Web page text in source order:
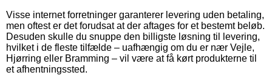
Visse internet forretninger garanterer levering uden betaling,
men oftest er det forudsat at der aftages for et bestemt beløb.
Desuden skulle du snuppe den billigste løsning til levering,
hvilket i de fleste tilfælde – uafhængig om du er nær Vejle,
Hjørring eller Bramming – vil være at få kørt produkterne til
et afhentningssted.